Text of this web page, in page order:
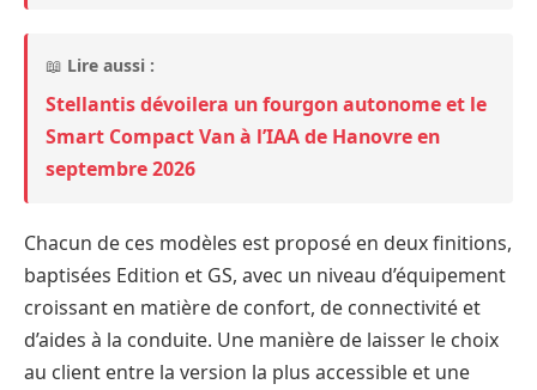
📖 Lire aussi :
Stellantis dévoilera un fourgon autonome et le
Smart Compact Van à l’IAA de Hanovre en
septembre 2026
Chacun de ces modèles est proposé en deux finitions,
baptisées Edition et GS, avec un niveau d’équipement
croissant en matière de confort, de connectivité et
d’aides à la conduite. Une manière de laisser le choix
au client entre la version la plus accessible et une